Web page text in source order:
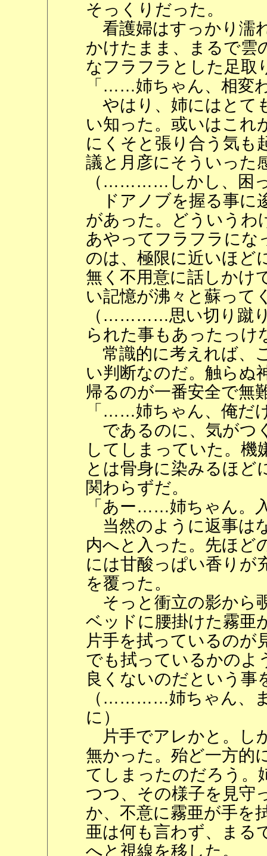
そっくりだった。
看護婦はすっかり濡
かけたまま、まるで雲
なフラフラとした足取
「……姉ちゃん、相変
やはり、姉にはとて
い知った。或いはこれ
にくそと張り合う気も
議と月彦にそういった
（…………しかし、困
ドアノブを握る事に
があった。どういうわ
あやってフラフラにな
のは、極限に近いほど
無く不用意に話しかけ
い記憶が沸々と蘇って
（…………思い切り蹴
られた事もあったっけ
常識的に考えれば、
い判断なのだ。触らぬ
帰るのが一番安全で
「……姉ちゃん、俺だ
であるのに、気がつ
してしまっていた。機
とは骨身に染みるほど
関わらずだ。
「あー……姉ちゃん。
当然のように返事は
内へと入った。先ほど
には甘酸っぱい香りが
を覆った。
そっと衝立の影から
ベッドに腰掛けた霧亜
片手を拭っているのが
でも拭っているかのよ
良くないのだという事
（…………姉ちゃん、
に）
片手でアレかと。し
無かった。殆ど一方的
てしまったのだろう。
つつ、その様子を見守
か、不意に霧亜が手を
亜は何も言わず、まる
へと視線を移した。